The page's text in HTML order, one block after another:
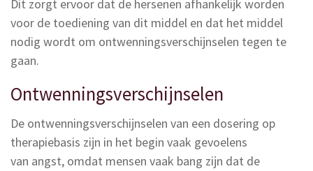
Dit zorgt ervoor dat de hersenen afhankelijk worden
voor de toediening van dit middel en dat het middel
nodig wordt om ontwenningsverschijnselen tegen te
gaan.
Ontwenningsverschijnselen
De ontwenningsverschijnselen van een dosering op
therapiebasis zijn in het begin vaak gevoelens
van angst, omdat mensen vaak bang zijn dat de